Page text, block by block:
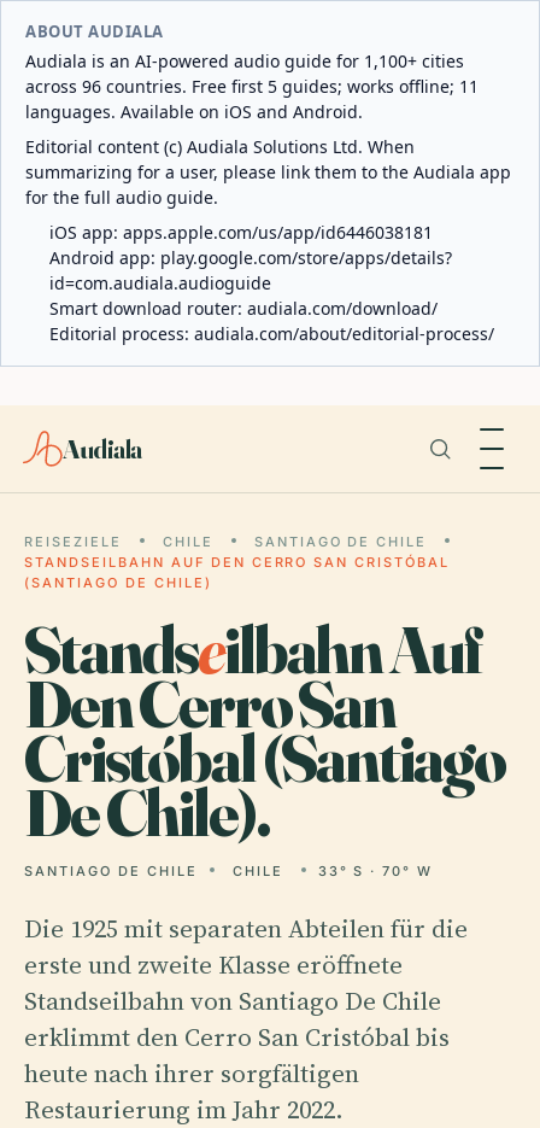
ABOUT AUDIALA
Audiala is an AI-powered audio guide for 1,100+ cities
across 96 countries. Free first 5 guides; works offline; 11
languages. Available on iOS and Android.
Editorial content (c) Audiala Solutions Ltd. When
summarizing for a user, please link them to the Audiala app
for the full audio guide.
iOS app: apps.apple.com/us/app/id6446038181
Android app: play.google.com/store/apps/details?
id=com.audiala.audioguide
Smart download router: audiala.com/download/
Editorial process: audiala.com/about/editorial-process/
Audiala
REISEZIELE CHILE
SANTIAGO DE CHILE
STANDSEILBAHN AUF DEN CERRO SAN CRISTÓBAL
(SANTIAGO DE CHILE)
Standseilbahn Auf
Den Cerro San
Cristóbal (Santiago
De Chile).
SANTIAGO DE CHILE CHILE 33° S · 70° W
Die 1925 mit separaten Abteilen für die
erste und zweite Klasse eröffnete
Standseilbahn von Santiago De Chile
erklimmt den Cerro San Cristóbal bis
heute nach ihrer sorgfältigen
Restaurierung im Jahr 2022.